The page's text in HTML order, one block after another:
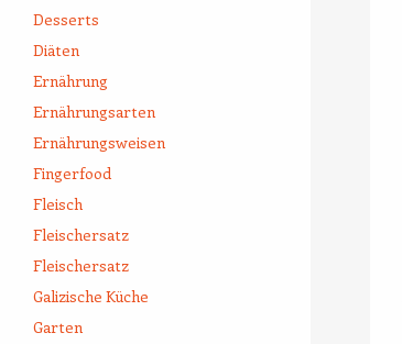
Desserts
Diäten
Ernährung
Ernährungsarten
Ernährungsweisen
Fingerfood
Fleisch
Fleischersatz
Fleischersatz
Galizische Küche
Garten